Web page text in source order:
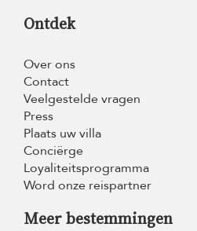
Ontdek
Over ons
Contact
Veelgestelde vragen
Press
Plaats uw villa
Conciërge
Loyaliteitsprogramma
Word onze reispartner
Meer bestemmingen